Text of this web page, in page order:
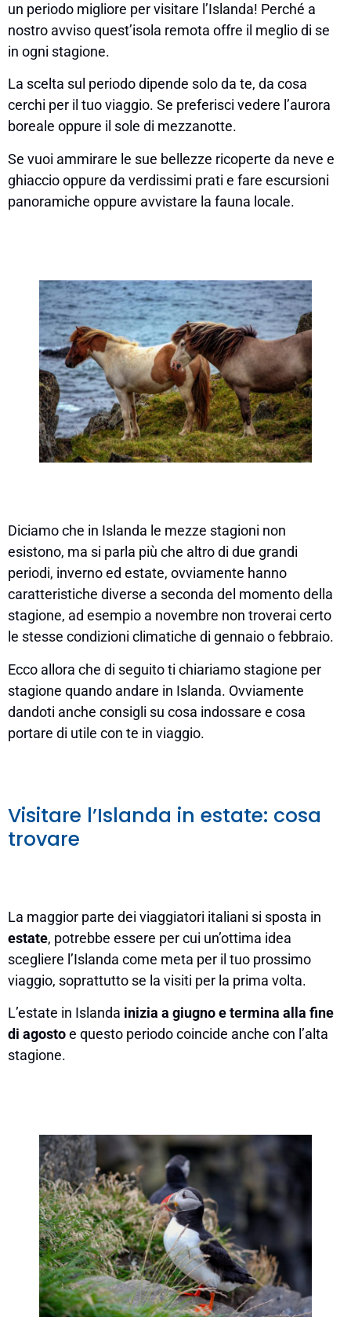
un periodo migliore per visitare l’Islanda! Perché a
nostro avviso quest’isola remota offre il meglio di se
in ogni stagione.
La scelta sul periodo dipende solo da te, da cosa
cerchi per il tuo viaggio. Se preferisci vedere l’aurora
boreale oppure il sole di mezzanotte.
Se vuoi ammirare le sue bellezze ricoperte da neve e
ghiaccio oppure da verdissimi prati e fare escursioni
panoramiche oppure avvistare la fauna locale.
Diciamo che in Islanda le mezze stagioni non
esistono, ma si parla più che altro di due grandi
periodi, inverno ed estate, ovviamente hanno
caratteristiche diverse a seconda del momento della
stagione, ad esempio a novembre non troverai certo
le stesse condizioni climatiche di gennaio o febbraio.
Ecco allora che di seguito ti chiariamo stagione per
stagione quando andare in Islanda. Ovviamente
dandoti anche consigli su cosa indossare e cosa
portare di utile con te in viaggio.
Visitare l’Islanda in estate: cosa
trovare
La maggior parte dei viaggiatori italiani si sposta in
estate, potrebbe essere per cui un’ottima idea
scegliere l’Islanda come meta per il tuo prossimo
viaggio, soprattutto se la visiti per la prima volta.
L’estate in Islanda inizia a giugno e termina alla fine
di agostoe questo periodo coincide anche con l’alta
stagione.